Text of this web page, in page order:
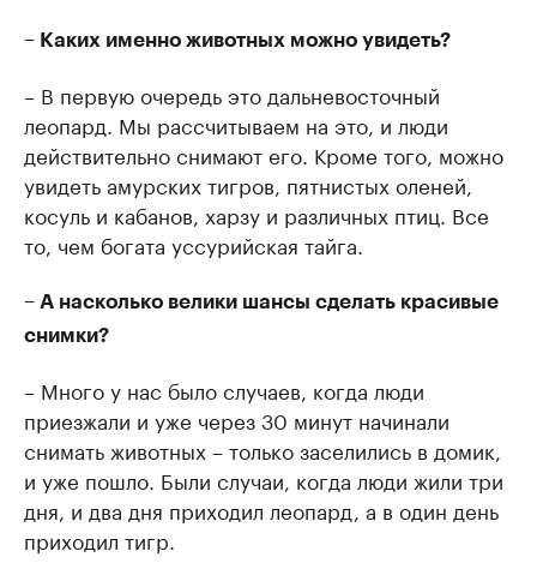
– Каких именно животных можно увидеть?
– В первую очередь это дальневосточный
леопард. Мы рассчитываем на это, и люди
действительно снимают его. Кроме того, можно
увидеть амурских тигров, пятнистых оленей,
косуль и кабанов, харзу и различных птиц. Все
то, чем богата уссурийская тайга.
– А насколько велики шансы сделать красивые
снимки?
– Много у нас было случаев, когда люди
приезжали и уже через 30 минут начинали
снимать животных – только заселились в домик,
и уже пошло. Были случаи, когда люди жили три
дня, и два дня приходил леопард, а в один день
приходил тигр.